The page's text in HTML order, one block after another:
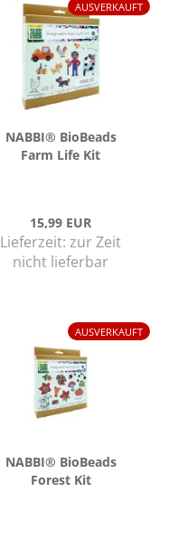
AUSVERKAUFT
NABBI® Bio­Beads
Farm Life Kit
15,99 EUR
Lieferzeit: zur Zeit
nicht lieferbar
AUSVERKAUFT
NABBI® Bio­Beads
Fo­rest Kit